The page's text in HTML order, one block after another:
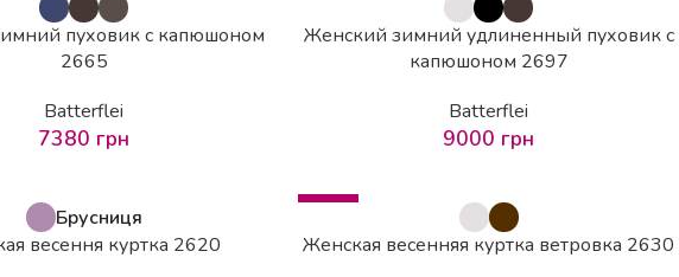
пуховик с капюшоном
2665
Batterflei
7380 грн
Женский зимний удлиненный пуховик с
капюшоном 2697
Batterflei
9000 грн
Брусниця
весення куртка 2620
-20%
Женская весенняя куртка ветровка 2630